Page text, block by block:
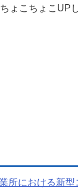
ょこちょこUP
所における新